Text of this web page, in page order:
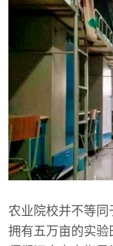
农业院校并不等
拥有五万亩的实